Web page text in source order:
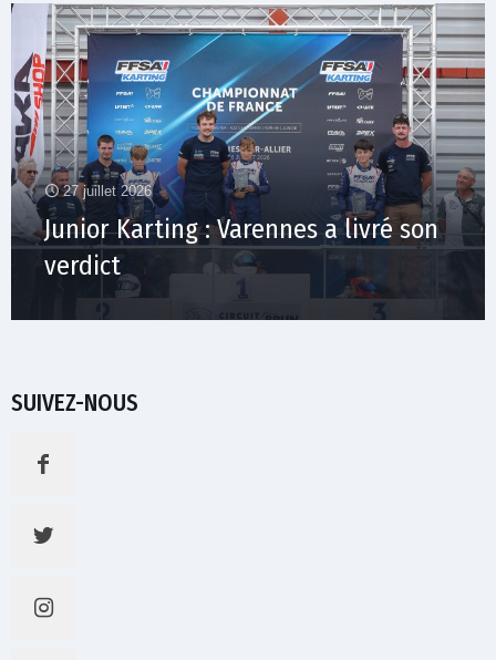
27 juillet 2026
Junior Karting : Varennes a livré son
verdict
SUIVEZ-NOUS